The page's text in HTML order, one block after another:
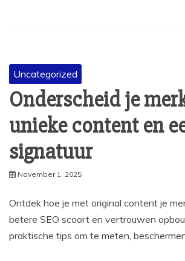
Uncategorized
Onderscheid je
unieke content en
signatuur
November 1, 2025
Ontdek hoe je met original content je
betere SEO scoort en vertrouwen
praktische tips om te meten,